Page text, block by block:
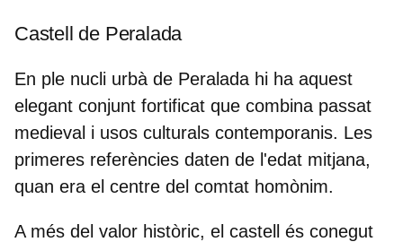
Castell de Peralada
En ple nucli urbà de Peralada hi ha aquest
elegant conjunt fortificat que combina passat
medieval i usos culturals contemporanis. Les
primeres referències daten de l'edat mitjana,
quan era el centre del comtat homònim.
A més del valor històric, el castell és conegut